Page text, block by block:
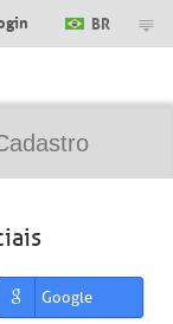
BR
Google